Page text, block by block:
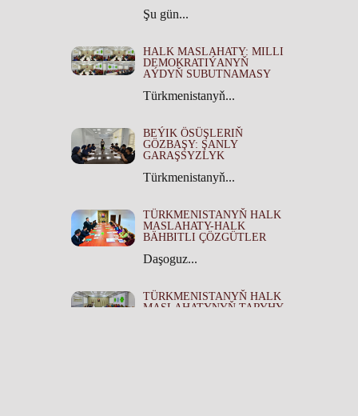
Şu gün...
HALK MASLAHATY: MILLI
DEMOKRATIÝANYŇ
AÝDYŇ SUBUTNAMASY
Türkmenistanyň...
BEÝIK ÖSÜŞLERIŇ
GÖZBAŞY: ŞANLY
GARAŞSYZLYK
Türkmenistanyň...
TÜRKMENISTANYŇ HALK
MASLAHATY-HALK
BÄHBITLI ÇÖZGÜTLER
Daşoguz...
TÜRKMENISTANYŇ HALK
MASLAHATYNYŇ TARYHY